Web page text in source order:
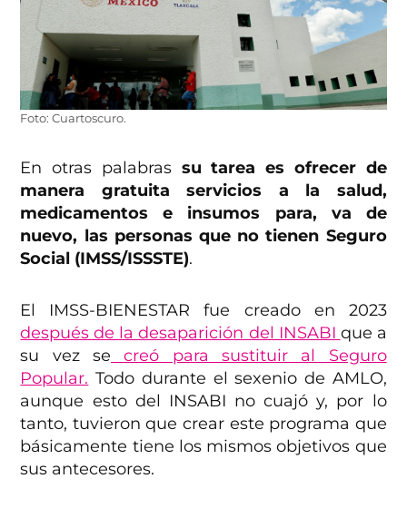
Foto: Cuartoscuro.
En otras palabrassu tarea es ofrecer de
manera gratuita servicios a la salud,
medicamentos e insumos para, va de
nuevo, las personas que no tienen Seguro
Social (IMSS/ISSSTE).
El IMSS-BIENESTAR fue creado en 2023
después de la desaparición del INSABI que a
su vez se creó para sustituir al Seguro
Popular. Todo durante el sexenio de AMLO,
aunque esto del INSABI no cuajó y, por lo
tanto, tuvieron que crear este programa que
básicamente tiene los mismos objetivos que
sus antecesores.